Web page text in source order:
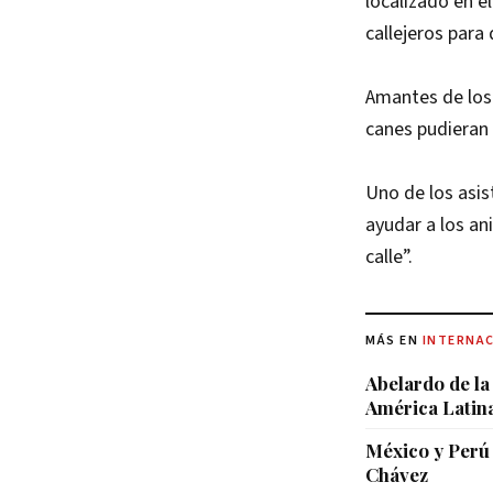
callejeros para
Amantes de
canes
Uno de los
ayudar a los
calle”.
MÁS EN
Abelardo de
América
México y
Chávez